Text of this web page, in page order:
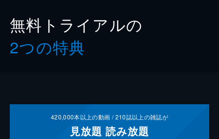
無料トライアルの
2つの特典
420,000本以上の動画 /210誌以上の雑誌が
見放題 読み放題